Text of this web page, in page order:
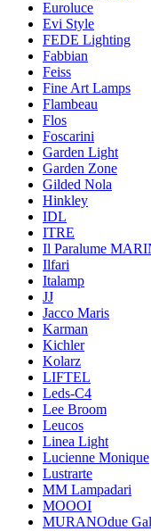
Euroluce
Evi Style
FEDE Lighting
Fabbian
Feiss
Fine Art Lamps
Flambeau
Flos
Foscarini
Garden Light
Garden Zone
Gilded Nola
Hinkley
IDL
ITRE
Il Paralume
Ilfari
Italamp
JJ
Jacco Maris
Karman
Kichler
Kolarz
LIFTEL
Leds-C4
Lee Broom
Leucos
Linea Light
Lucienne Monique
Lustrarte
MM Lampadari
MOOOI
MURANOdue